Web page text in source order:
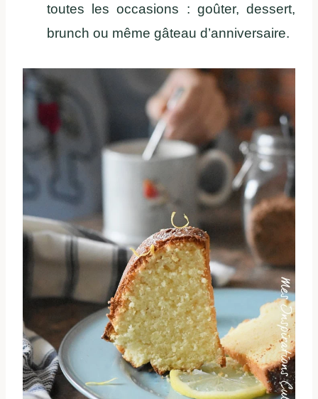
toutes les occasions : goûter, dessert,
brunch ou même gâteau d’anniversaire.